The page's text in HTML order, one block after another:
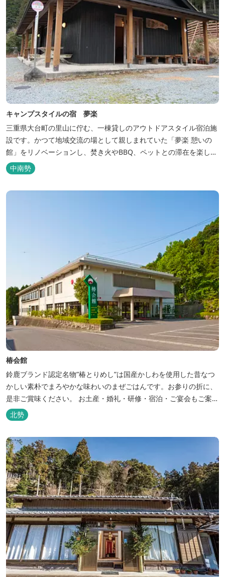
キャンプスタイルの宿 夢楽
三重県大台町の里山に佇む、一棟貸しのアウトドアスタイル宿泊施
設です。かつて地域交流の場として親しまれていた「夢楽 憩いの
館」をリノベーションし、焚き火やBBQ、ペットとの滞在を楽しめ
る“キャンプ気分”の宿として生まれ変わりました。 【営業時間】 チ
ェックイン 15：00（早めのチェックインご希望は予約時に要相
中南勢
椿会館
鈴鹿ブランド認定名物”椿とりめし”は国産かしわを使用した昔なつ
かしい素朴でまろやかな味わいのまぜごはんです。お参りの折に、
是非ご賞味ください。 お土産・婚礼・研修・宿泊・ご宴会もご案内
しております。
北勢